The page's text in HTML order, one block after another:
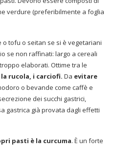
verdure (preferibilmente a foglia
tofu o seitan se si è vegetariani
se non raffinati: largo a cereali
elaborati. Ottime tra le
rucola, i carciofi. Da evitare
o bevande come caffè e
dei succhi gastrici,
gastrica già provata dagli effetti
pasti è la curcuma. È un forte